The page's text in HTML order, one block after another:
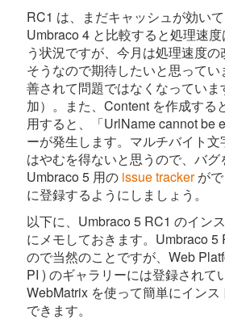
RC1 は、まだキャッシュが効い
Umbraco 4 と比較すると処理速
う状況ですが、今月は処理速度
そうなので期待したいと思って
善されて問題ではなくなっていま
加）。また、Content を作成する
用すると、「UrlName cannot be
ーが発生します。マルチバイト
はやむを得ないと思うので、バグ
Umbraco 5 用の issue trackerがで
に登録するようにしましょう。
以下に、Umbraco 5 RC1 のイン
にメモしておきます。Umbraco 5
ので当然のことですが、Web
PI ) のギャラリーには登録されて
WebMatrix を使って簡単にイン
できます。